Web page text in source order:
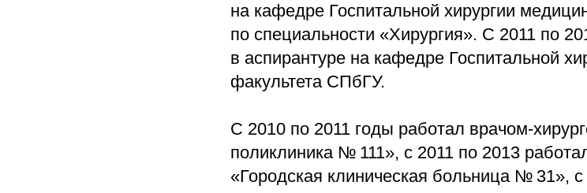
на кафедре Госпитальной хирургии
по специальности «Хирургия». С 2011 по
в аспирантуре на кафедре Госпитальной
факультета СПбГУ.
С 2010 по 2011 годы работал врачом-
поликлиника № 111», с 2011 по 2013
«Городская клиническая больница № 31»,